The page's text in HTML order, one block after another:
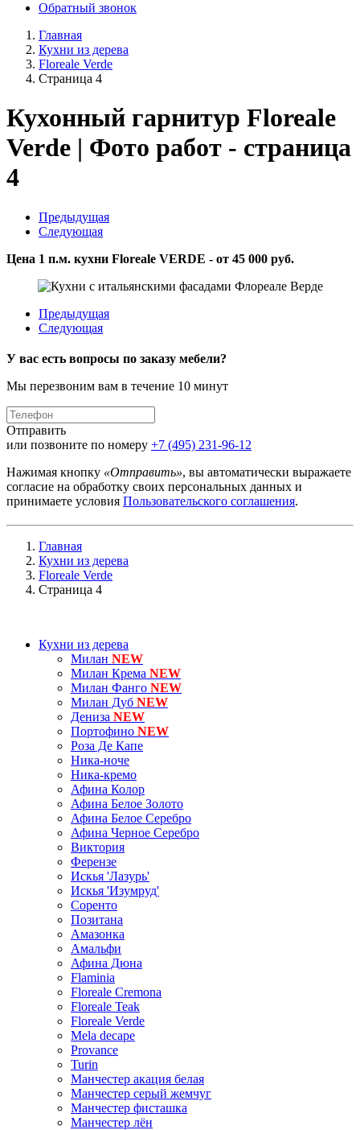
Обратный звонок
Главная
Кухни из дерева
Floreale Verde
Страница 4
Кухонный гарнитур Floreale
Verde | Фото работ - страница
4
Предыдущая
Следующая
Цена 1 п.м. кухни Floreale VERDE - от 45 000 руб.
Предыдущая
Следующая
У вас есть вопросы по заказу мебели?
Мы перезвоним вам в течение 10 минут
Отправить
или позвоните по номеру +7 (495) 231-96-12
Нажимая кнопку «Отправить», вы автоматически выражаете
согласие на обработку своих персональных данных и
принимаете условия Пользовательского соглашения.
Главная
Кухни из дерева
Floreale Verde
Страница 4
Кухни из дерева
Милан NEW
Милан Крема NEW
Милан Фанго NEW
Милан Дуб NEW
Дениза NEW
Портофино NEW
Роза Де Капе
Ника-ноче
Ника-кремо
Афина Колор
Афина Белое Золото
Афина Белое Серебро
Афина Черное Серебро
Виктория
Ферензе
Искья 'Лазурь'
Искья 'Изумруд'
Соренто
Позитана
Амазонка
Амальфи
Афина Дюна
Flaminia
Floreale Cremona
Floreale Teak
Floreale Verde
Mela decape
Provance
Turin
Манчестер акация белая
Манчестер серый жемчуг
Манчестер фисташка
Манчестер лён